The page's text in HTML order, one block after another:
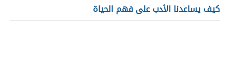
كيف يساعدنا الأدب على فهم الحياة